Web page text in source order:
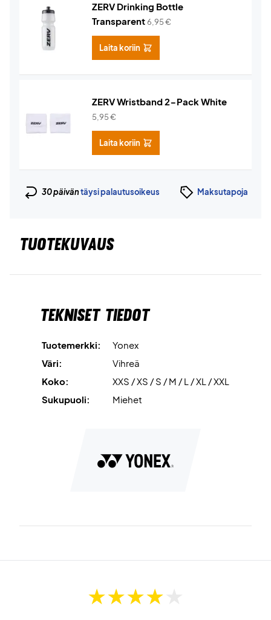
ZERV Drinking Bottle
Transparent6,95€
Laita koriin
ZERV Wristband 2-Pack White
5,95€
Laita koriin
30 päiväntäysi palautusoikeus Maksutapoja
TUOTEKUVAUS
Tekniset tiedot
Tuotemerkki:
Yonex
Väri:
Vihreä
Koko:
XXS / XS / S / M / L / XL / XXL
Sukupuoli:
Miehet